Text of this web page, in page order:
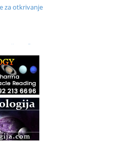
za otkrivanje
Online –
i Online